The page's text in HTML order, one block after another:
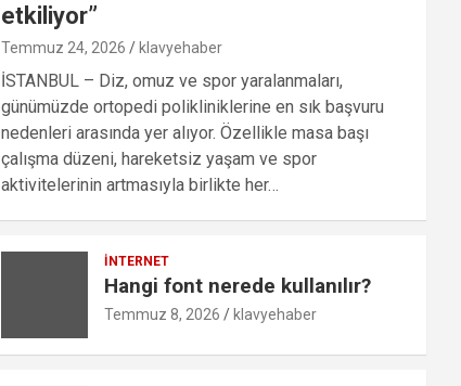
etkiliyor”
Temmuz 24, 2026 klavyehaber
İSTANBUL – Diz, omuz ve spor yaralanmaları,
günümüzde ortopedi polikliniklerine en sık başvuru
nedenleri arasında yer alıyor. Özellikle masa başı
çalışma düzeni, hareketsiz yaşam ve spor
aktivitelerinin artmasıyla birlikte her…
İNTERNET
Hangi font nerede kullanılır?
Temmuz 8, 2026 klavyehaber